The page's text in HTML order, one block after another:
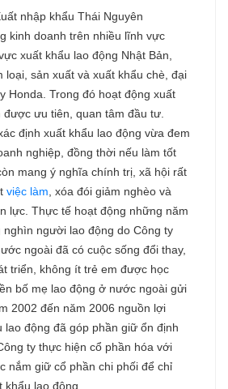
nhập khẩu Thái Nguyên
kinh doanh trên nhiều lĩnh vực
xuất khẩu lao động Nhật Bản,
loại, sản xuất và xuất khẩu chè, đại
Honda. Trong đó hoạt động xuất
được ưu tiên, quan tâm đầu tư.
định xuất khẩu lao động vừa đem
nghiệp, đồng thời nếu làm tốt
mang ý nghĩa chính trị, xã hội rất
việc làm, xóa đói giảm nghèo và
lực. Thực tế hoạt động những năm
nghìn người lao động do Công ty
ngoài đã có cuộc sống đổi thay,
triển, không ít trẻ em được học
bố mẹ lao động ở nước ngoài gửi
2002 đến năm 2006 nguồn lợi
lao động đã góp phần giữ ổn định
ty thực hiện cổ phần hóa với
nắm giữ cổ phần chi phối để chỉ
khẩu lao động